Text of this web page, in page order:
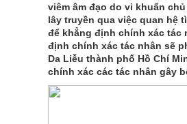
viêm âm đạo do vi khuẩn
lây truyền qua việc quan hệ
để khẳng định chính xác tác
định chính xác tác nhân sẽ
Da Liễu thành phố Hồ Chí
chính xác các tác nhân gây